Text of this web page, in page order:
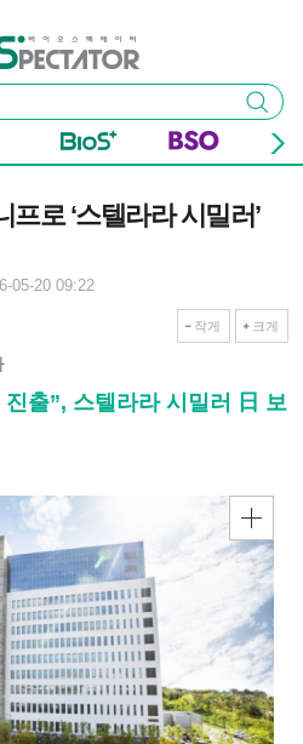
테이터
검색
로 ‘스텔라라 시밀러’
05-20 09:22
작게 크게
출”, 스텔라라 시밀러 日 보